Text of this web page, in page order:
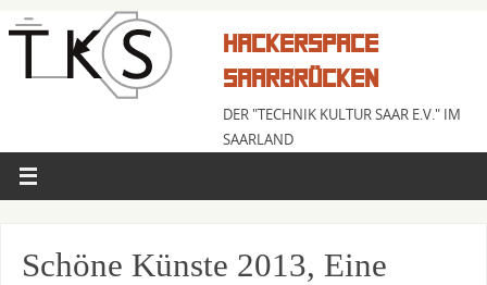
HACKERSPACE
SAARBRÜCKEN
DER "TECHNIK KULTUR SAAR E.V." IM
SAARLAND
Schöne Künste 2013, Eine